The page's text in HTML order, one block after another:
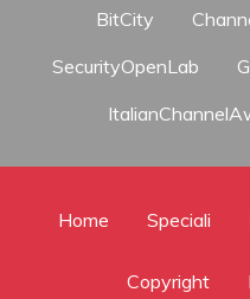
BitCity
SecurityOpenLab
Home Speciali
Copyright